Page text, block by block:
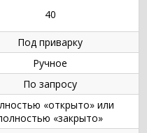
40
Под приварку
Ручное
По запросу
«открыто» или
«закрыто»